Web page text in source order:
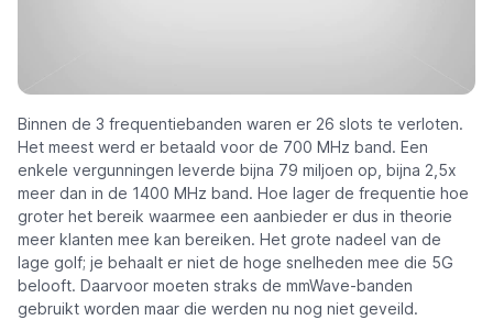
Binnen de 3 frequentiebanden waren er 26 slots te verloten.
Het meest werd er betaald voor de 700 MHz band. Een
enkele vergunningen leverde bijna 79 miljoen op, bijna 2,5x
meer dan in de 1400 MHz band. Hoe lager de frequentie hoe
groter het bereik waarmee een aanbieder er dus in theorie
meer klanten mee kan bereiken. Het grote nadeel van de
lage golf; je behaalt er niet de hoge snelheden mee die 5G
belooft. Daarvoor moeten straks de mmWave-banden
gebruikt worden maar die werden nu nog niet geveild.